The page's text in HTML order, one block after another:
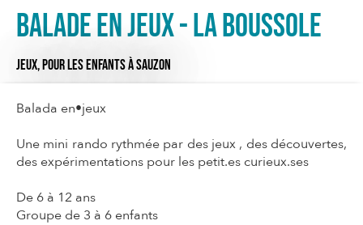
Balade en jeux - La Boussole
JEUX,POUR LES ENFANTSÀ SAUZON
Balada en•jeux
Une mini rando rythmée par des jeux , des découvertes,
des expérimentations pour les petit.es curieux.ses
De 6 à 12 ans
Groupe de 3 à 6 enfants